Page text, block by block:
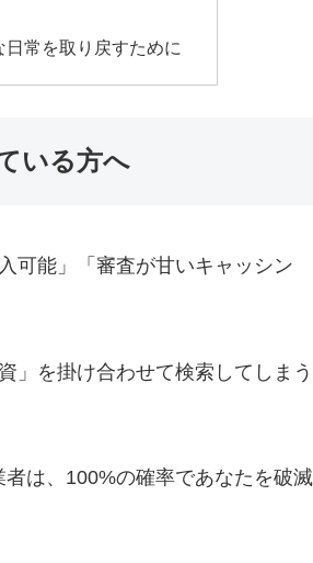
常を取り戻すために
いる方へ
可能」「審査が甘いキャッシン
」を掛け合わせて検索してしまう
は、100%の確率であなたを破滅